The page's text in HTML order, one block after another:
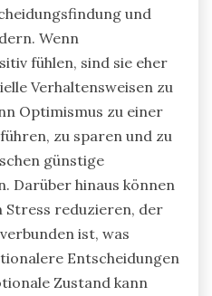
und
Wenn
fühlen, sind sie eher
Verhaltensweisen zu
Optimismus zu einer
zu sparen und zu
günstige
Darüber hinaus können
Stress reduzieren, der
ist, was
Entscheidungen
Zustand kann